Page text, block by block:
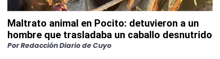
Maltrato animal en Pocito: detuvieron a un
hombre que trasladaba un caballo desnutrido
PorRedacción Diario de Cuyo